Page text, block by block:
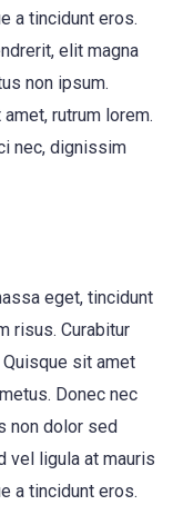
a tincidunt eros.
elit magna
non ipsum.
rutrum lorem.
nec, dignissim
eget, tincidunt
risus. Curabitur
sit amet
Donec nec
non dolor sed
vel ligula at mauris
a tincidunt eros.